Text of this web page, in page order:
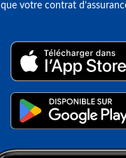
que votre contrat